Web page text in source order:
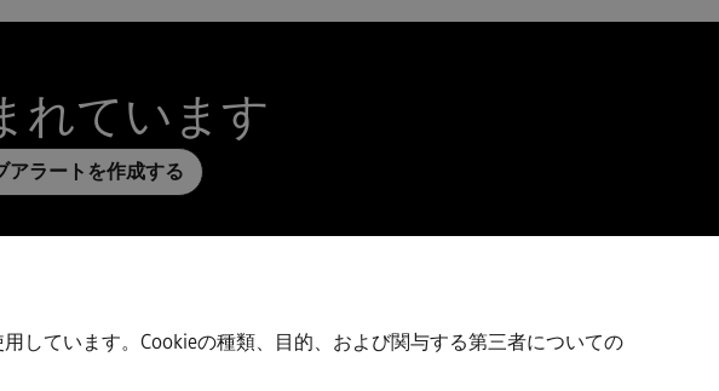
しています。Cookieの種類、目的、および関与する第三者についての
れています
アラートを作成する